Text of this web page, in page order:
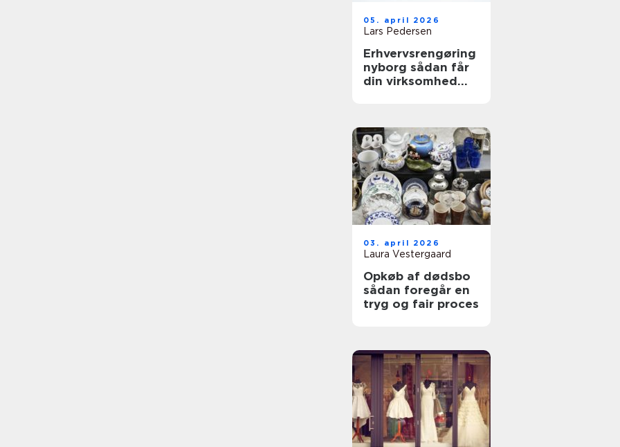
05. april 2026
Lars Pedersen
Erhvervsrengøring
nyborg sådan får
din virksomhed
03. april 2026
Laura Vestergaard
Opkøb af dødsbo
sådan foregår en
tryg og fair proces